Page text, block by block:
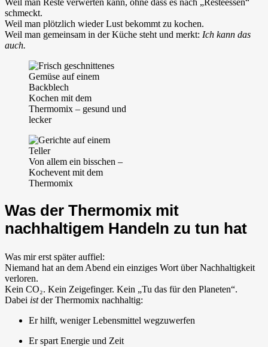
schmeckt.
Weil man plötzlich wieder Lust bekommt zu kochen.
Weil man gemeinsam in der Küche steht und merkt: Ich kann das
auch.
Kochen mit dem
Thermomix – gesund und
lecker
Von allem ein bisschen –
Kochevent mit dem
Thermomix
Was der Thermomix mit
nachhaltigem Handeln zu tun hat
Was mir erst später auffiel:
Niemand hat an dem Abend ein einziges Wort über Nachhaltigkeit
verloren.
Kein CO₂. Kein Zeigefinger. Kein „Tu das für den Planeten“.
Dabei istder Thermomix nachhaltig:
Er hilft, weniger Lebensmittel wegzuwerfen
Er spart Energie und Zeit